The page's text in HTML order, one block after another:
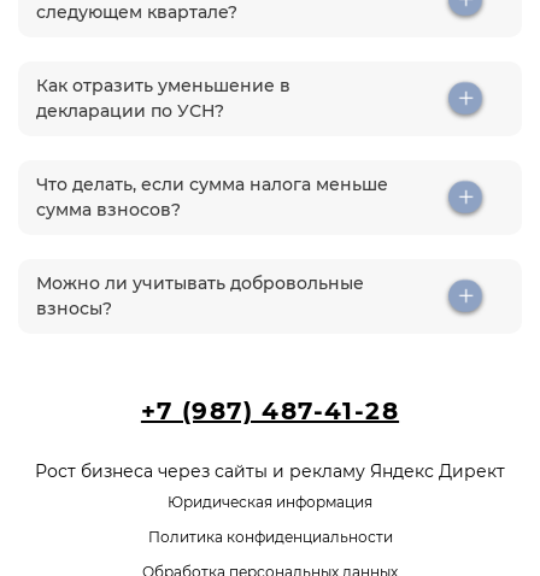
следующем квартале?
Как отразить уменьшение в
декларации по УСН?
Что делать, если сумма налога меньше
сумма взносов?
Можно ли учитывать добровольные
взносы?
+7 (987) 487-41-28
Рост бизнеса через сайты и рекламу Яндекс Директ
Юридическая информация
Политика конфиденциальности
Обработка персональных данных